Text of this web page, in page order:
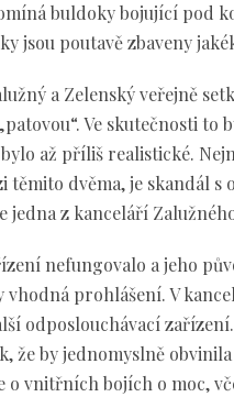
buldoky bojující pod
jsou poutavě zbaveny
a Zelenský veřejně
Ve skutečnosti to
až příliš realistické.
dvěma, je skandál s
jedna z kanceláří
nefungovalo a jeho
prohlášení. V
odposlouchávací
že by jednomyslně
o vnitřních bojích o moc,